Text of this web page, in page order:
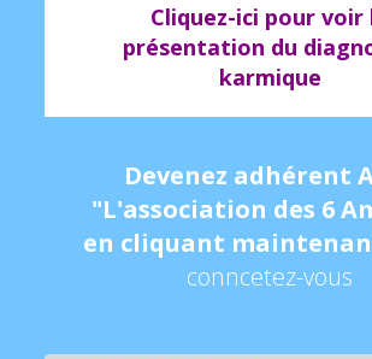
Cliquez-ici pour voir
présentation du
karmique
Devenez adhérent
"L'association des 6
en cliquant
conncetez-vous